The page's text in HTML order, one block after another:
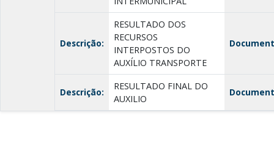
Descrição:
RESULTADO DOS
RECURSOS
INTERPOSTOS DO
AUXÍLIO TRANSPORTE
Descrição:
RESULTADO FINAL DO
AUXILIO